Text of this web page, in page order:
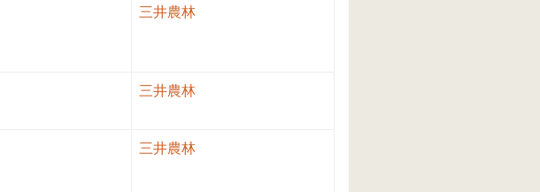
三井農林
三井農林
三井農林